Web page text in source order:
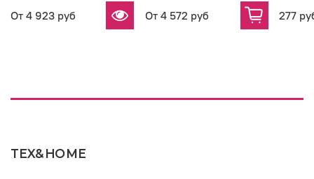
От 4 923 руб
От 4 572 руб
277
TEX&HOME